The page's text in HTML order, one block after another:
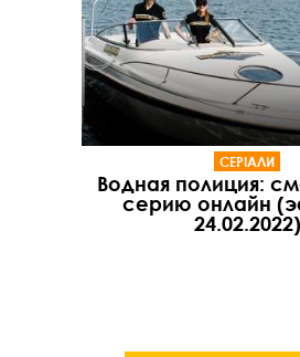
СЕРІАЛИ
Водная полиция:
серию онлайн
24.02.2022)